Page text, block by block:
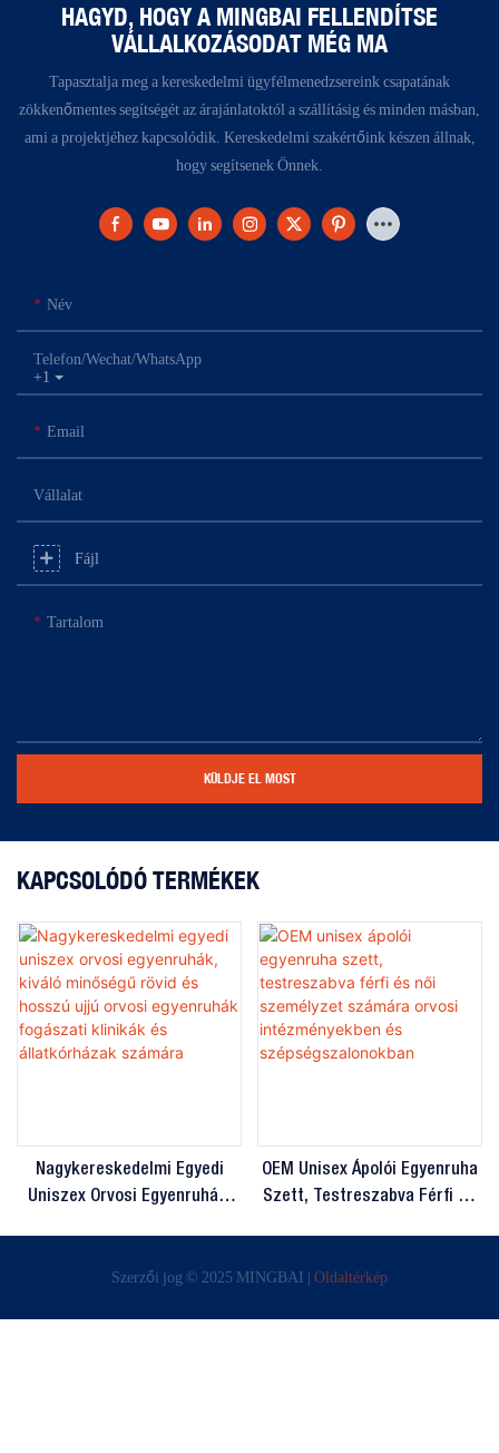
HAGYD, HOGY A MINGBAI FELLENDÍTSE
VÁLLALKOZÁSODAT MÉG MA
Tapasztalja meg a kereskedelmi ügyfélmenedzsereink csapatának
zökkenőmentes segítségét az árajánlatoktól a szállításig és minden másban,
ami a projektjéhez kapcsolódik. Kereskedelmi szakértőink készen állnak,
hogy segítsenek Önnek.
Név
+1
Telefon/Wechat/WhatsApp
Email
Vállalat
Fájl
Tartalom
KÜLDJE EL MOST
KAPCSOLÓDÓ TERMÉKEK
Nagykereskedelmi Egyedi
Uniszex Orvosi Egyenruhák,
Egyenruhák Fogászati ​​
OEM Unisex Ápolói Egyenruha
Szett, Testreszabva Férfi És
Szépségszalonokban
Szerzői jog © 2025 MINGBAI | Oldaltérkép